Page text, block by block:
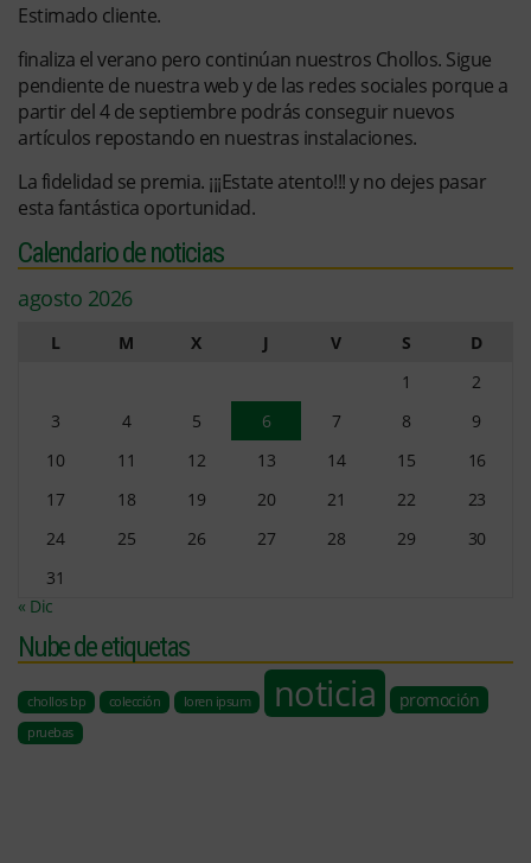
Estimado cliente.
finaliza el verano pero continúan nuestros Chollos. Sigue
pendiente de nuestra web y de las redes sociales porque a
partir del 4 de septiembre podrás conseguir nuevos
artículos repostando en nuestras instalaciones.
La fidelidad se premia. ¡¡¡Estate atento!!! y no dejes pasar
esta fantástica oportunidad.
Calendario de noticias
agosto 2026
L M X J V S
D
1
2
3
4 5 6 7 8
9
10
11 12 13 14 15
16
17
18 19 20 21 22
23
24
25 26 27 28 29
30
31
« Dic
Nube de etiquetas
chollos bp colección loren ipsum noticia promoción
pruebas